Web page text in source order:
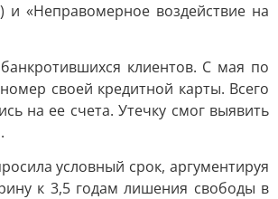
«Неправомерное воздействие на
клиентов. С мая по
своей кредитной карты. Всего
на ее счета. Утечку смог выявить
условный срок, аргументируя
к 3,5 годам лишения свободы в